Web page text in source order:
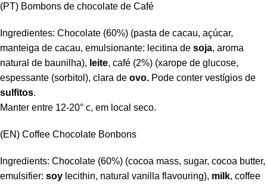
(PT) Bombons de chocolate de Café
Ingredientes: Chocolate (60%) (pasta de cacau, açúcar,
manteiga de cacau, emulsionante: lecitina de soja, aroma
natural de baunilha), leite, café (2%) (xarope de glucose,
espessante (sorbitol), clara de ovo. Pode conter vestígios de
sulfitos.
Manter entre 12-20° c, em local seco.
(EN) Coffee Chocolate Bonbons
Ingredients: Chocolate (60%) (cocoa mass, sugar, cocoa butter,
emulsifier: soy lecithin, natural vanilla flavouring), milk, coffee